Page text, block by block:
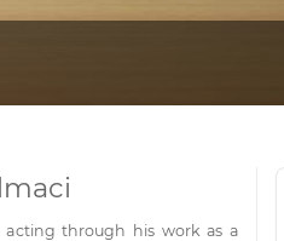
acting through his work as a